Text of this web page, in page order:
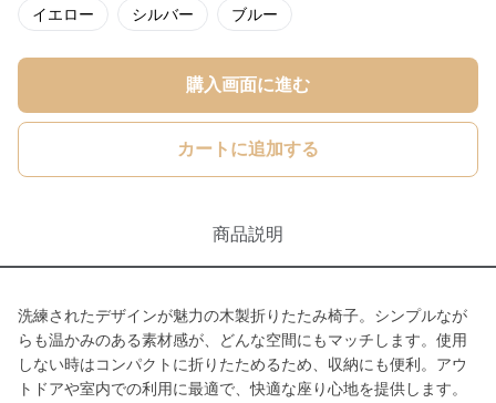
イエロー シルバー ブルー
購入画面に進む
カートに追加する
商品説明
洗練されたデザインが魅力の木製折りたたみ椅子。シンプルなが
らも温かみのある素材感が、どんな空間にもマッチします。使用
しない時はコンパクトに折りたためるため、収納にも便利。アウ
トドアや室内での利用に最適で、快適な座り心地を提供します。